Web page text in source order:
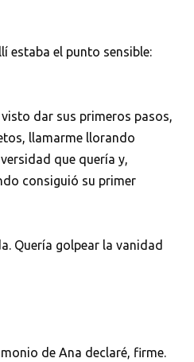
estaba el punto sensible:
dar sus primeros pasos,
llamarme llorando
que quería y,
consiguió su primer
Quería golpear la vanidad
de Ana declaré, firme.